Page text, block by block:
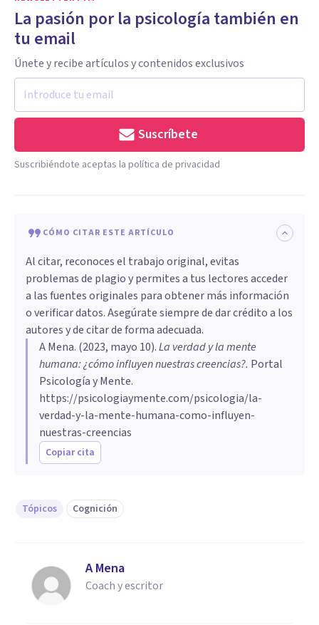
La pasión por la psicología también en
tu email
Únete y recibe artículos y contenidos exclusivos
Suscríbete
Suscribiéndote aceptas la política de privacidad
CÓMO CITAR ESTE ARTÍCULO
Al citar, reconoces el trabajo original, evitas
problemas de plagio y permites a tus lectores acceder
a las fuentes originales para obtener más información
o verificar datos. Asegúrate siempre de dar crédito a los
autores y de citar de forma adecuada.
A Mena. (2023, mayo 10).La verdad y la mente
humana: ¿cómo influyen nuestras creencias?. Portal
Psicología y Mente.
https://psicologiaymente.com/psicologia/la-
verdad-y-la-mente-humana-como-influyen-
nuestras-creencias
Copiar cita
Tópicos Cognición
A Mena
Coach y escritor